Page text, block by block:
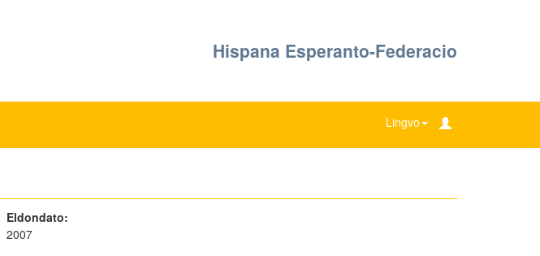
Hispana Esperanto-Federacio
Lingvo
Eldondato:
2007